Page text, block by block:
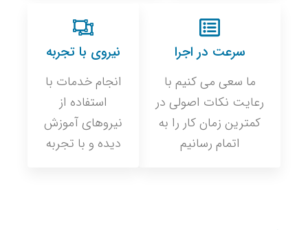
سرعت در اجرا
ما سعی می کنیم با
رعایت نکات اصولی در
کمترین زمان کار را به
اتمام رسانیم
نیروی با تجربه
انجام خدمات با
استفاده از
نیروهای آموزش
دیده و با تجربه